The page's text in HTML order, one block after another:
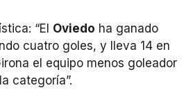
“El Oviedo ha ganado
cuatro goles, y lleva 14 en
el equipo menos goleador
categoría”.